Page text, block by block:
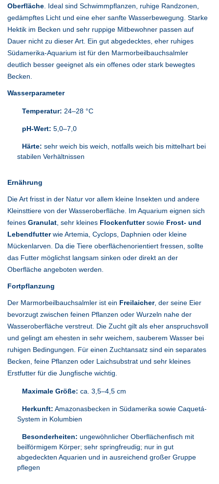
Oberfläche. Ideal sind Schwimmpflanzen, ruhige Randzonen,
gedämpftes Licht und eine eher sanfte Wasserbewegung. Starke
Hektik im Becken und sehr ruppige Mitbewohner passen auf
Dauer nicht zu dieser Art. Ein gut abgedecktes, eher ruhiges
Südamerika-Aquarium ist für den Marmorbeilbauchsalmler
deutlich besser geeignet als ein offenes oder stark bewegtes
Becken.
Wasserparameter
Temperatur: 24–28 °C
pH-Wert: 5,0–7,0
Härte: sehr weich bis weich, notfalls weich bis mittelhart bei
stabilen Verhältnissen
Ernährung
Die Art frisst in der Natur vor allem kleine Insekten und andere
Kleinsttiere von der Wasseroberfläche. Im Aquarium eignen sich
feines Granulat, sehr kleines Flockenfuttersowie Frost- und
Lebendfutterwie Artemia, Cyclops, Daphnien oder kleine
Mückenlarven. Da die Tiere oberflächenorientiert fressen, sollte
das Futter möglichst langsam sinken oder direkt an der
Oberfläche angeboten werden.
Fortpflanzung
Der Marmorbeilbauchsalmler ist ein Freilaicher, der seine Eier
bevorzugt zwischen feinen Pflanzen oder Wurzeln nahe der
Wasseroberfläche verstreut. Die Zucht gilt als eher anspruchsvoll
und gelingt am ehesten in sehr weichem, sauberem Wasser bei
ruhigen Bedingungen. Für einen Zuchtansatz sind ein separates
Becken, feine Pflanzen oder Laichsubstrat und sehr kleines
Erstfutter für die Jungfische wichtig.
Maximale Größe: ca. 3,5–4,5 cm
Herkunft: Amazonasbecken in Südamerika sowie Caquetá-
System in Kolumbien
Besonderheiten: ungewöhnlicher Oberflächenfisch mit
beilförmigem Körper; sehr springfreudig; nur in gut
abgedeckten Aquarien und in ausreichend großer Gruppe
pflegen